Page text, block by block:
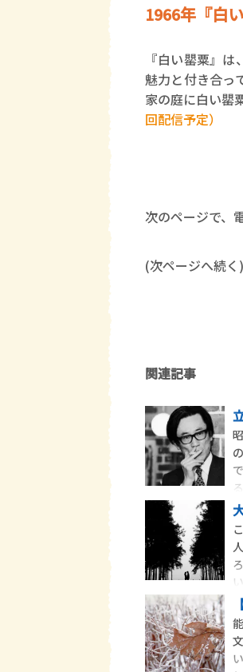
1966年『白
『白い罌粟』
魅力と付き合っ
家の庭に白い罌
回配信予定）
次のページで、
(次ページへ続く)
関連記事